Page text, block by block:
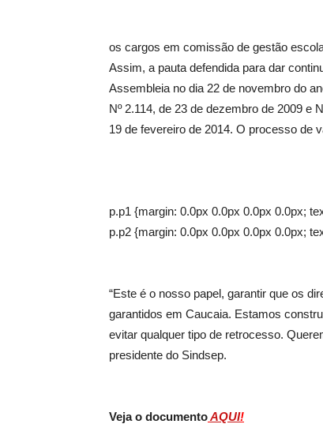
os cargos em comissão de gestão
Assim, a pauta defendida para dar
Assembleia no dia 22 de novembro do
Nº 2.114, de 23 de dezembro de 2009 e
19 de fevereiro de 2014. O processo de
p.p1 {margin: 0.0px 0.0px 0.0px 0.0px;
p.p2 {margin: 0.0px 0.0px 0.0px 0.0px;
“Este é o nosso papel, garantir que os
garantidos em Caucaia. Estamos
evitar qualquer tipo de retrocesso.
presidente do Sindsep.
Veja o documentoAQUI!